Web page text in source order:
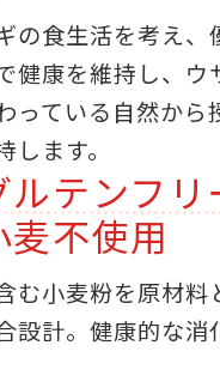
の食生活を考え、
健康を維持し、ウ
っている自然から
ます。
ルテンフリ
麦不使用
む小麦粉を原材料
設計。健康的な消